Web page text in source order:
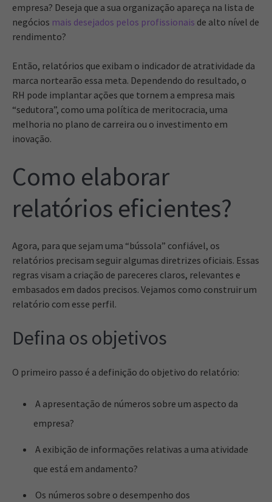
empresa? Deseja que a sua organização apareça na lista de
negócios mais desejados pelos profissionais de alto nível de
rendimento?
Então, relatórios que exibam o indicador de atratividade da
marca nortearão essa meta. Dependendo do resultado, o
RH pode implantar ações que tornem a empresa mais
“sedutora”, como uma política de meritocracia, uma
melhoria no plano de carreira ou o investimento em
inovação.
Como elaborar
relatórios eficientes?
Agora, para que sejam uma “bússola” confiável, os
relatórios precisam seguir algumas diretrizes oficiais. Essas
regras visam a criação de pareceres claros, relevantes e
embasados em dados precisos. Vejamos como construir um
relatório com esse perfil.
Defina os objetivos
O primeiro passo é a definição do objetivo do relatório:
A apresentação de números sobre um aspecto da
empresa?
A exibição de informações relativas a uma atividade
que está em andamento?
Os números sobre o desempenho dos